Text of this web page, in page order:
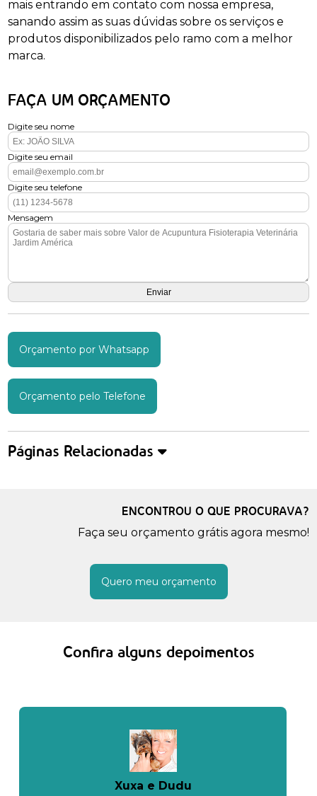
mais entrando em contato com nossa empresa,
sanando assim as suas dúvidas sobre os serviços e
produtos disponibilizados pelo ramo com a melhor
marca.
FAÇA UM ORÇAMENTO
Digite seu nome
Digite seu email
Digite seu telefone
Mensagem
Orçamento por Whatsapp
Orçamento pelo Telefone
Páginas Relacionadas
ENCONTROU O QUE PROCURAVA?
Faça seu orçamento grátis agora mesmo!
Quero meu orçamento
Confira alguns depoimentos
Xuxa e Dudu